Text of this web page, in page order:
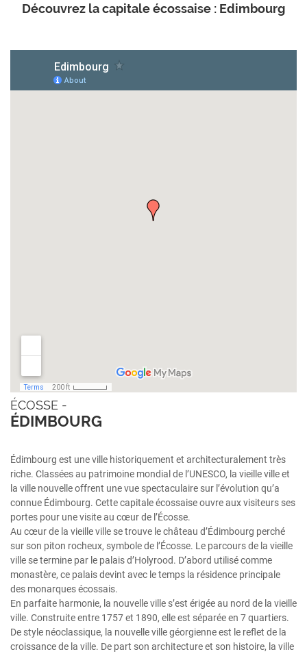
Découvrez la capitale écossaise : Edimbourg
ÉCOSSE -
ÉDIMBOURG
Édimbourg est une ville historiquement et architecturalement très
riche. Classées au patrimoine mondial de l’UNESCO, la vieille ville et
la ville nouvelle offrent une vue spectaculaire sur l’évolution qu’a
connue Édimbourg. Cette capitale écossaise ouvre aux visiteurs ses
portes pour une visite au cœur de l’Écosse.
Au cœur de la vieille ville se trouve le château d’Édimbourg perché
sur son piton rocheux, symbole de l’Écosse. Le parcours de la vieille
ville se termine par le palais d’Holyrood. D’abord utilisé comme
monastère, ce palais devint avec le temps la résidence principale
des monarques écossais.
En parfaite harmonie, la nouvelle ville s’est érigée au nord de la vieille
ville. Construite entre 1757 et 1890, elle est séparée en 7 quartiers.
De style néoclassique, la nouvelle ville géorgienne est le reflet de la
croissance de la ville. De part son architecture et son histoire, la ville